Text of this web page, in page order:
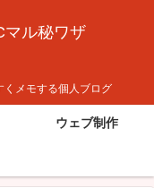
マル秘ワザ
メモする個人ブログ
ウェブ制作